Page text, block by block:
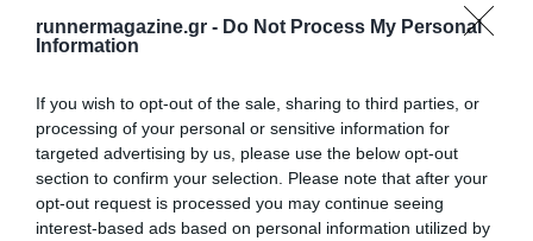
runnermagazine.gr - Do Not Process My Personal
Information
If you wish to opt-out of the sale, sharing to third parties, or
processing of your personal or sensitive information for
targeted advertising by us, please use the below opt-out
section to confirm your selection. Please note that after your
opt-out request is processed you may continue seeing
interest-based ads based on personal information utilized by